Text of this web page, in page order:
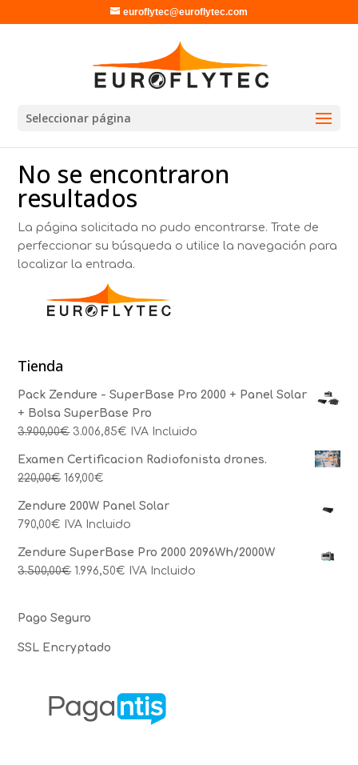
euroflytec@euroflytec.com
Seleccionar página
No se encontraron
resultados
La página solicitada no pudo encontrarse. Trate de
perfeccionar su búsqueda o utilice la navegación para
localizar la entrada.
Tienda
Pack Zendure - SuperBase Pro 2000 + Panel Solar
+ Bolsa SuperBase Pro
3.900,00€ 3.006,85€ IVA Incluido
Examen Certificacion Radiofonista drones.
220,00€ 169,00€
Zendure 200W Panel Solar
790,00€ IVA Incluido
Zendure SuperBase Pro 2000 2096Wh/2000W
3.500,00€ 1.996,50€ IVA Incluido
Pago Seguro
SSL Encryptado